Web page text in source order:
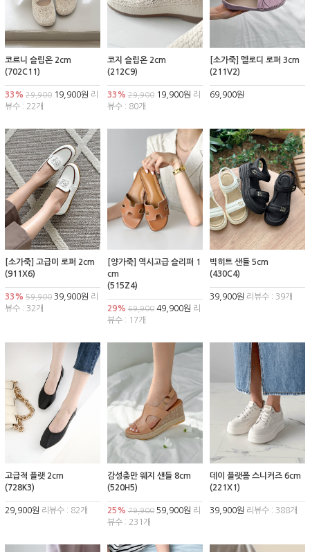
코르니 슬립온 2cm
(702C11)
33% 29,900 19,900원 리
뷰수 : 22개
코지 슬립온 2cm
(212C9)
33% 29,90019,900원 리
뷰수 : 80개
[소가죽] 멜로디 로퍼 3cm
(211V2)
69,900원
[소가죽] 고급미 로퍼 2cm
(911X6)
33% 59,900 39,900원 리
뷰수 : 32개
[양가죽] 역시고급 슬리퍼 1
cm
(515Z4)
29% 69,90049,900원 리
뷰수 : 17개
빅히트 샌들 5cm
(430C4)
39,900원 리뷰수 : 39개
고급적 플랫 2cm
(728K3)
29,900원 리뷰수 : 82개
감성충만 웨지 샌들 8cm
(520H5)
25% 79,90059,900원 리
뷰수 : 231개
데이 플랫폼 스니커즈 6cm
(221X1)
39,900원 리뷰수 : 388개